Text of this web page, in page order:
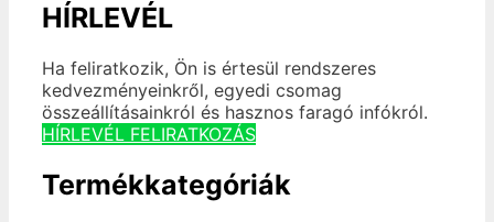
HÍRLEVÉL
Ha feliratkozik, Ön is értesül rendszeres
kedvezményeinkről, egyedi csomag
összeállításainkról és hasznos faragó infókról.
HÍRLEVÉL FELIRATKOZÁS
Termékkategóriák